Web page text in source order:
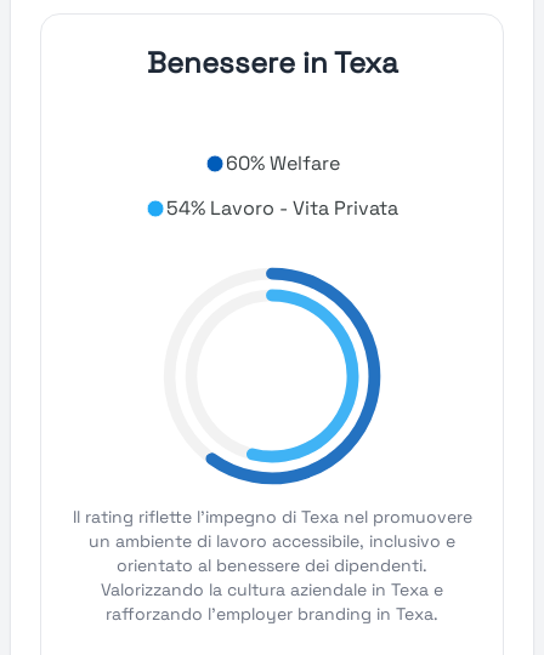
Benessere in Texa
60% Welfare
54% Lavoro - Vita Privata
Il rating riflette l'impegno di Texa nel promuovere
un ambiente di lavoro accessibile, inclusivo e
orientato al benessere dei dipendenti.
Valorizzando la cultura aziendale in Texa e
rafforzando l'employer branding in Texa.